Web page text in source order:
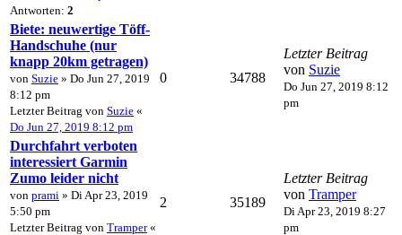
Antworten: 2
Biete: neuwertige Töff-
Handschuhe (nur
knapp 20km getragen)
von Suzie » Do Jun 27, 2019
8:12 pm
Letzter Beitrag von Suzie «
Do Jun 27, 2019 8:12 pm
0 34788
Letzter Beitrag
von Suzie
Do Jun 27, 2019 8:12
pm
Durchfahrt verboten
interessiert Garmin
Zumo leider nicht
von prami » Di Apr 23, 2019
5:50 pm
Letzter Beitrag von Tramper«
2 35189
Letzter Beitrag
von Tramper
Di Apr 23, 2019 8:27
pm